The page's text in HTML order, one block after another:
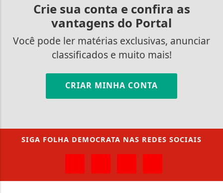
Crie sua conta e confira as
vantagens do Portal
Você pode ler matérias exclusivas, anunciar
classificados e muito mais!
CRIAR MINHA CONTA
SIGA FOLHA DEMOCRATA NAS REDES SOCIAIS